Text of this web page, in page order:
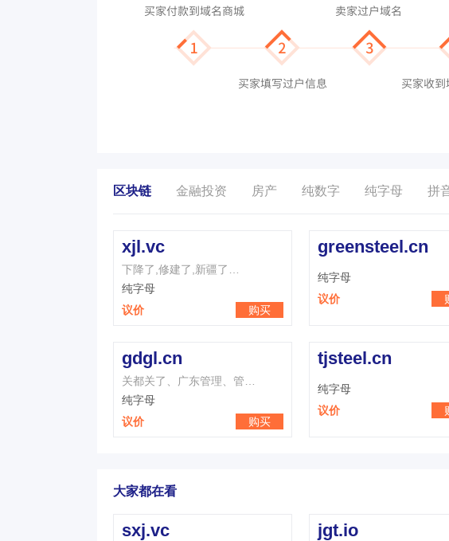
区块链 金融投资 房产 纯数字 纯字母 拼
xjl.vc
下降了,修建了,新疆了…
纯字母
议价
购买
greensteel.cn
纯字母
议价
gdgl.cn
关都关了、广东管理、管…
纯字母
议价
购买
tjsteel.cn
纯字母
议价
大家都在看
sxj.vc jgt.io